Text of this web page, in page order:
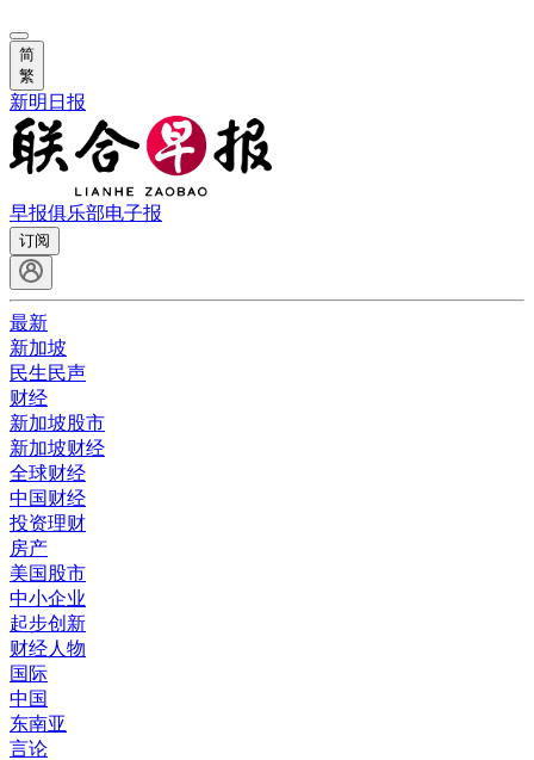
简
繁
新明日报
早报俱乐部电子报
订阅
最新
新加坡
民生民声
财经
新加坡股市
新加坡财经
全球财经
中国财经
投资理财
房产
美国股市
中小企业
起步创新
财经人物
国际
中国
东南亚
言论